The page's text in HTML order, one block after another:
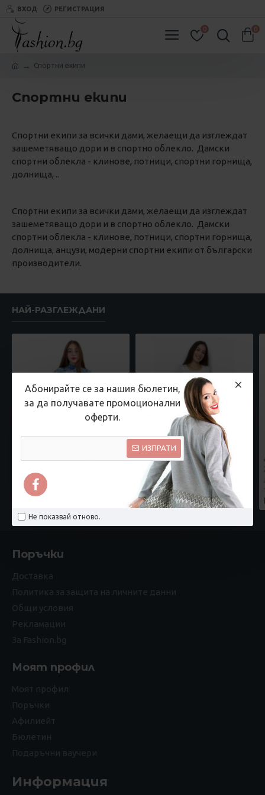
Абонирайте се за нашия бюлетин,
за да получавате промоционални
оферти.
ИЗПРАТИ
Не показвай отново.
ВХОД РЕГИСТРАЦИЯ
0 0
Спортни екипи
Спортни екипи
Спортни екипи за всички дами, желаещи да изглеждат
зашеметяващо дори и в спортно облекло. Дамски
спортни облекла - клинове, потници, спортни горнища,
долнища, ..
Спортни екипи за всички дами, желаещи да изглеждат
зашеметяващо дори и в спортно облекло. Дамски
спортни облекла - клинове, потници, спортни горнища,
долнища, анцузи, модерни спортни екипи от български
производители.
НАЙ-РАЗГЛЕЖДАНИ
лв.)
Бяла дантелена рокля
25.54 € (49.95 лв.)
Поръчки
Доставка
Политика за защита на личните данни
Общи условия
Рекламации
За Fashion.bg
Моят профил
Моят профил
Поръчки
Афилиейт
Бюлетин
Подаръчни ваучери
Информация